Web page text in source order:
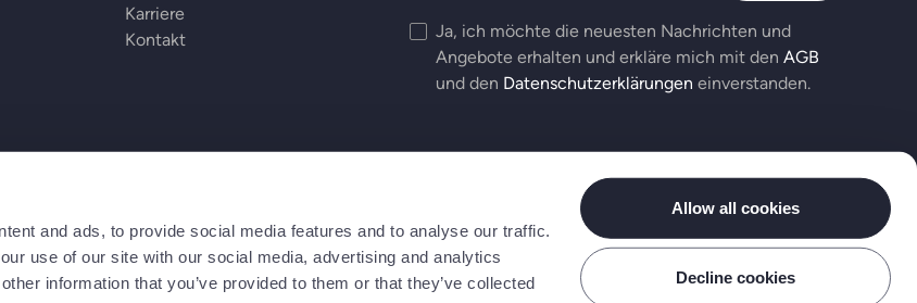
and ads, to provide social media features and to analyse our traffic.
use of our site with our social media, advertising and analytics
information that you’ve provided to them or that they’ve collected
Allow all cookies
Decline cookies
Karriere
Kontakt
Ja, ich möchte die neuesten Nachrichten und
Angebote erhalten und erkläre mich mit den AGB
und den Datenschutzerklärungen einverstanden.